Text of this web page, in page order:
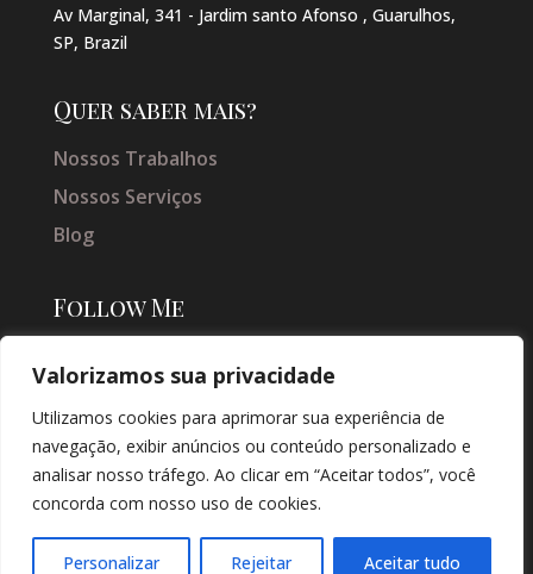
Valorizamos sua privacidade
Utilizamos cookies para aprimorar sua experiência de
navegação, exibir anúncios ou conteúdo personalizado e
analisar nosso tráfego. Ao clicar em “Aceitar todos”, você
concorda com nosso uso de cookies.
Personalizar Rejeitar Aceitar tudo
Av Marginal, 341 - Jardim santo Afonso , Guarulhos,
SP, Brazil
Quer saber mais?
Nossos Trabalhos
Nossos Serviços
Blog
Follow Me
SOLUÇÕES DIGITAIS |
CRIAÇÃO DE SITES